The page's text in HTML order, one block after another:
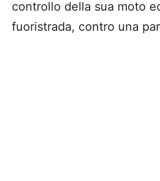
controllo della sua moto
fuoristrada, contro una